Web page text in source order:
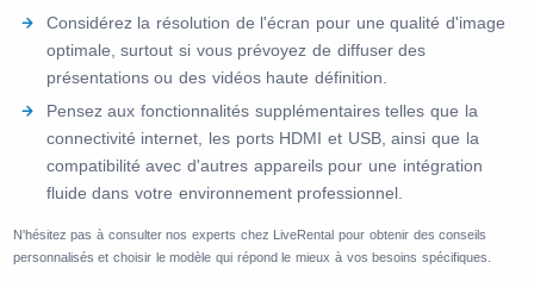
Considérez la résolution de l'écran pour une qualité d'image
optimale, surtout si vous prévoyez de diffuser des
présentations ou des vidéos haute définition.
Pensez aux fonctionnalités supplémentaires telles que la
connectivité internet, les ports HDMI et USB, ainsi que la
compatibilité avec d'autres appareils pour une intégration
fluide dans votre environnement professionnel.
N'hésitez pas à consulter nos experts chez LiveRental pour obtenir des conseils
personnalisés et choisir le modèle qui répond le mieux à vos besoins spécifiques.